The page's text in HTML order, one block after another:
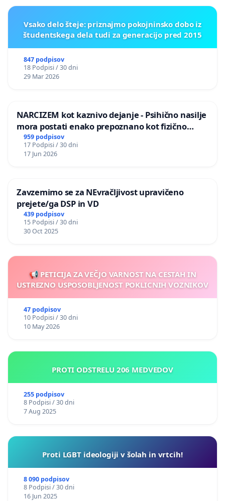
Vsako delo šteje: priznajmo pokojninsko dobo iz
študentskega dela tudi za generacijo pred 2015
847 podpisov
18 Podpisi / 30 dni
29 Mar 2026
NARCIZEM kot kaznivo dejanje - Psihično nasilje
mora postati enako prepoznano kot fizično
nasilje
959 podpisov
17 Podpisi / 30 dni
17 Jun 2026
Zavzemimo se za NEvračljivost upravičeno
prejete/ga DSP in VD
439 podpisov
15 Podpisi / 30 dni
30 Oct 2025
📢 PETICIJA ZA VEČJO VARNOST NA CESTAH IN
USTREZNO USPOSOBLJENOST POKLICNIH VOZNIKOV
47 podpisov
10 Podpisi / 30 dni
10 May 2026
PROTI ODSTRELU 206 MEDVEDOV
255 podpisov
8 Podpisi / 30 dni
7 Aug 2025
Proti LGBT ideologiji v šolah in vrtcih!
8 090 podpisov
8 Podpisi / 30 dni
16 Jun 2025